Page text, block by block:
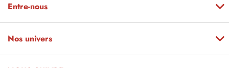
Entre-nous
Nos univers